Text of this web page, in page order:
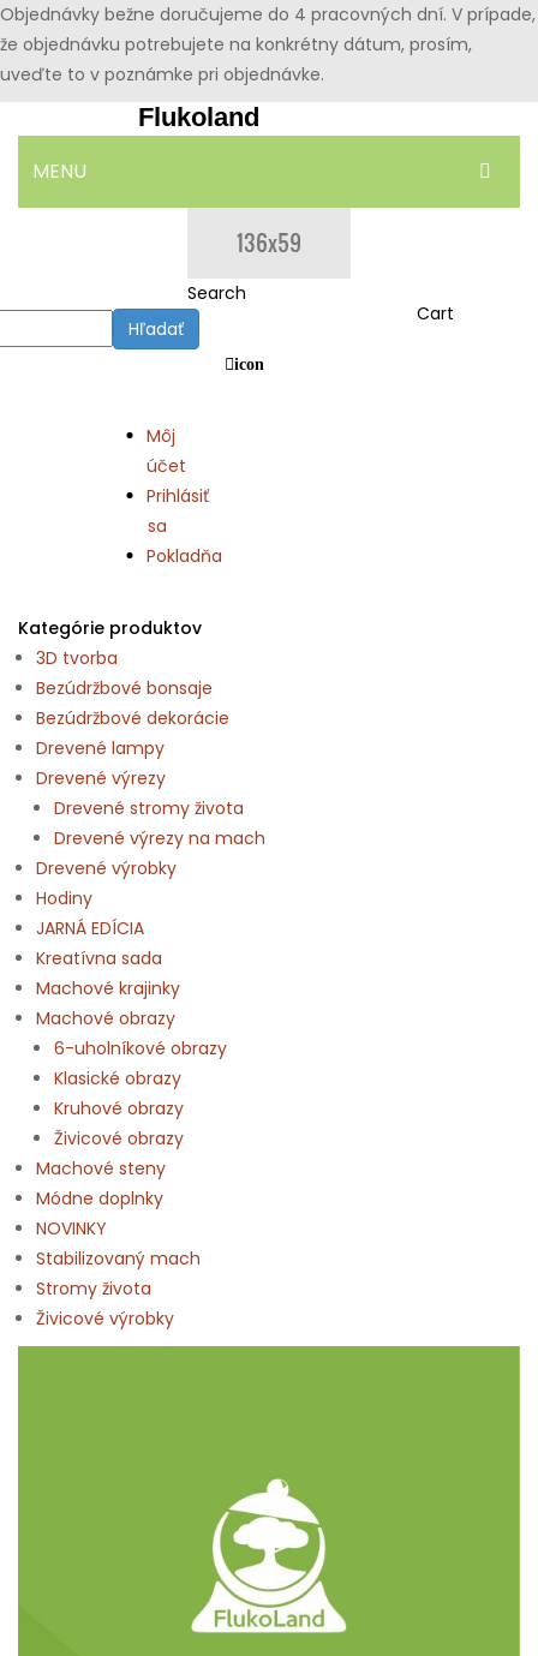
Objednávky bežne doručujeme do 4 pracovných dní. V prípade,
že objednávku potrebujete na konkrétny dátum, prosím,
uveďte to v poznámke pri objednávke.
Flukoland
MENU
Search
Hľadať
Cart
icon
Môj
účet
Prihlásiť
sa
Pokladňa
Kategórie produktov
3D tvorba
Bezúdržbové bonsaje
Bezúdržbové dekorácie
Drevené lampy
Drevené výrezy
Drevené stromy života
Drevené výrezy na mach
Drevené výrobky
Hodiny
JARNÁ EDÍCIA
Kreatívna sada
Machové krajinky
Machové obrazy
6-uholníkové obrazy
Klasické obrazy
Kruhové obrazy
Živicové obrazy
Machové steny
Módne doplnky
NOVINKY
Stabilizovaný mach
Stromy života
Živicové výrobky